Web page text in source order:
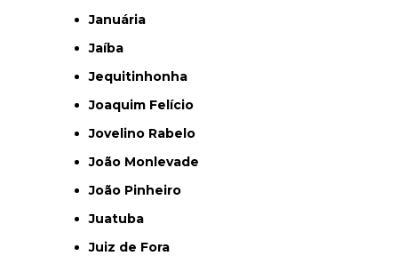
Januária
Jaíba
Jequitinhonha
Joaquim Felício
Jovelino Rabelo
João Monlevade
João Pinheiro
Juatuba
Juiz de Fora